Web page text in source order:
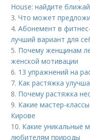
House: найдите
3.Что может
4.Абонемент в
лучший вариант для
5. Почему женщинам
женской мотивации
6. 13 упражнений на
7. Как растяжка
8. Почему растяжка
9. Какие мастер-
Кирове
10. Какие уникальные
любителям природы